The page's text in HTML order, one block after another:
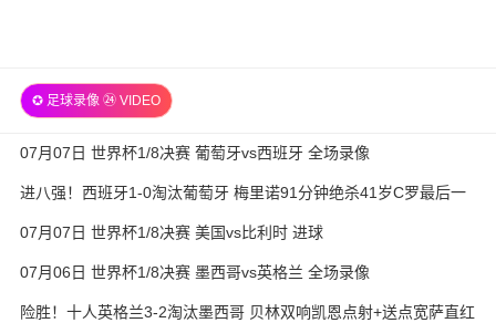
✪ 足球录像 ㉔ VIDEO
07月07日 世界杯1/8决赛 葡萄牙vs西班牙 全场录像
进八强！西班牙1-0淘汰葡萄牙 梅里诺91分钟绝杀41岁C罗最后一
07月07日 世界杯1/8决赛 美国vs比利时 进球
07月06日 世界杯1/8决赛 墨西哥vs英格兰 全场录像
险胜！十人英格兰3-2淘汰墨西哥 贝林双响凯恩点射+送点宽萨直红